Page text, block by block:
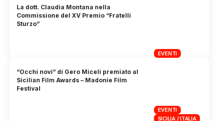
EVENTI
La dott. Claudia Montana nella
Commissione del XV Premio “Fratelli
Sturzo”
EVENTI
SICILIA / ITALIA
“Occhi novi” di Gero Miceli premiato al
Sicilian Film Awards – Madonie Film
Festival